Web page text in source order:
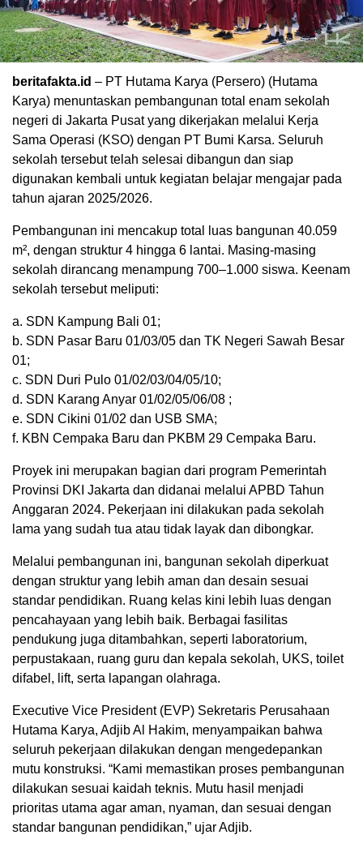
beritafakta.id – PT Hutama Karya (Persero) (Hutama
Karya) menuntaskan pembangunan total enam sekolah
negeri di Jakarta Pusat yang dikerjakan melalui Kerja
Sama Operasi (KSO) dengan PT Bumi Karsa. Seluruh
sekolah tersebut telah selesai dibangun dan siap
digunakan kembali untuk kegiatan belajar mengajar pada
tahun ajaran 2025/2026.
Pembangunan ini mencakup total luas bangunan 40.059
m², dengan struktur 4 hingga 6 lantai. Masing-masing
sekolah dirancang menampung 700–1.000 siswa. Keenam
sekolah tersebut meliputi:
a. SDN Kampung Bali 01;
b. SDN Pasar Baru 01/03/05 dan TK Negeri Sawah Besar
01;
c. SDN Duri Pulo 01/02/03/04/05/10;
d. SDN Karang Anyar 01/02/05/06/08 ;
e. SDN Cikini 01/02 dan USB SMA;
f. KBN Cempaka Baru dan PKBM 29 Cempaka Baru.
Proyek ini merupakan bagian dari program Pemerintah
Provinsi DKI Jakarta dan didanai melalui APBD Tahun
Anggaran 2024. Pekerjaan ini dilakukan pada sekolah
lama yang sudah tua atau tidak layak dan dibongkar.
Melalui pembangunan ini, bangunan sekolah diperkuat
dengan struktur yang lebih aman dan desain sesuai
standar pendidikan. Ruang kelas kini lebih luas dengan
pencahayaan yang lebih baik. Berbagai fasilitas
pendukung juga ditambahkan, seperti laboratorium,
perpustakaan, ruang guru dan kepala sekolah, UKS, toilet
difabel, lift, serta lapangan olahraga.
Executive Vice President (EVP) Sekretaris Perusahaan
Hutama Karya, Adjib Al Hakim, menyampaikan bahwa
seluruh pekerjaan dilakukan dengan mengedepankan
mutu konstruksi. “Kami memastikan proses pembangunan
dilakukan sesuai kaidah teknis. Mutu hasil menjadi
prioritas utama agar aman, nyaman, dan sesuai dengan
standar bangunan pendidikan,” ujar Adjib.